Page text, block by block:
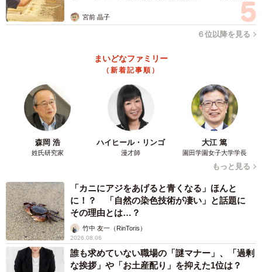
そこから個人を特定されてしまうことがあります。最近は
珍しい名前も多い為、場所がある程度限定されれば、すぐ
また、下の名前が分かった場合、「それがきっかけで変な
人から絡まれるんじゃないか」と心配になるのは、女の子
の親。例えば、ゲーム内では女性が性別を隠してプレイし
ていたにも関わらず、ボイチャで名前を呼ばれた事により
性別がバレてしまうことがあります。女性とわかったら、
メッセージが急に増えたりして周りの態度が変わることも
多いでしょう。また、見知らぬ相手がふとしたきっかけで
下の名前を知った場合、馴れ馴れしく呼ぶことにより、
「知っている＝近い人」と勘違いして急に親近感がわき距
離が縮まる場合があります。最近は、これらの事をを心配
しなければならないのは、女の子の親に限ったことではあ
りません。
カモ代表かも」「私は6時間で3万円払った」
宮前 晶子
６位以降を見る
まいどなファミリー
（新着記事順）
森岡 浩
姓氏研究家
ハイヒール・リンゴ
漫才師
大江 篤
園田学園女子大学学長
もっと見る
「カニにアジをあげると青くなる」ほんと
に！？ 「自然の染色技術が凄い」と話題に
その理由とは…？
竹中 友一（RinToris）
2026.08.06
誰も求めていない職場の「謎マナー」、「過剰
な挨拶」や「お土産配り」を抑えた1位は？